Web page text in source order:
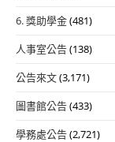
6. 獎助學金(481)
人事室公告(138)
公告來文(3,171)
圖書館公告(433)
學務處公告(2,721)